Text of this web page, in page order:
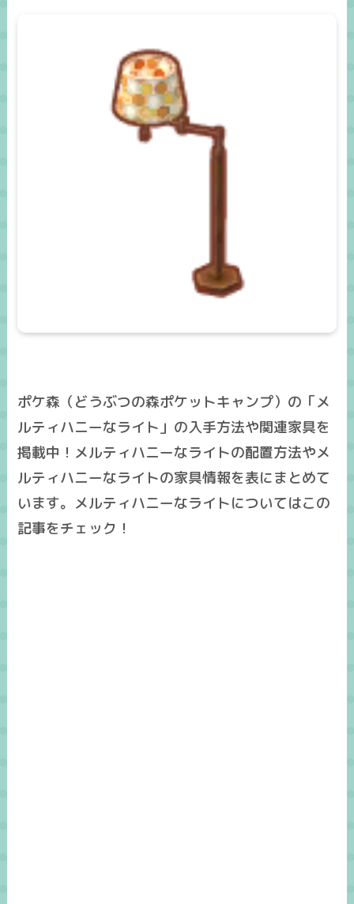
ポケ森（どうぶつの森ポケットキャンプ）の「メ
ルティハニーなライト」の入手方法や関連家具を
掲載中！メルティハニーなライトの配置方法やメ
ルティハニーなライトの家具情報を表にまとめて
います。メルティハニーなライトについてはこの
記事をチェック！